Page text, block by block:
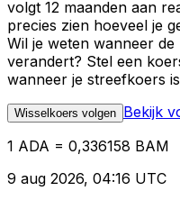
volgt 12 maanden aan
precies zien hoeveel je
Wil je weten wanneer
verandert? Stel een
wanneer je streefkoers
Wisselkoers volgen Bekijk
1 ADA = 0,336158 BAM
9 aug 2026, 04:16 UTC